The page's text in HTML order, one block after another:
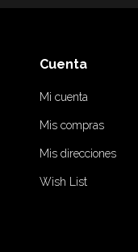
Cuenta
Mi cuenta
Mis compras
Mis direcciones
Wish List